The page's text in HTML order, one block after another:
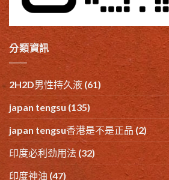
分類資訊
2H2D男性持久液 (61)
japan tengsu (135)
japan tengsu香港是不是正品 (2)
印度必利劲用法 (32)
印度神油 (47)